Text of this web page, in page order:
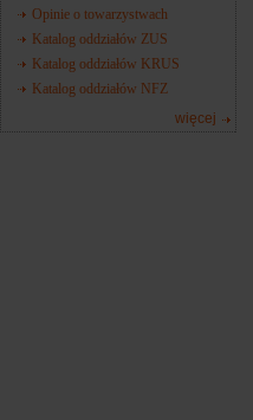
Opinie o towarzystwach
Katalog oddziałów ZUS
Katalog oddziałów KRUS
Katalog oddziałów NFZ
więcej